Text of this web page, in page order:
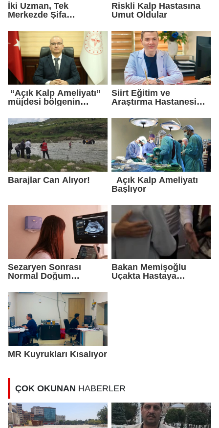
İki Uzman, Tek
Merkezde Şifa
Riskli Kalp Hastasına
Umut Oldular
“Açık Kalp Ameliyatı”
müjdesi bölgenin
Siirt Eğitim ve
Araştırma Hastanesi
Uzmanı Op. Dr. Alper
Süer: “Akciğer
Nodülleri Her Zaman
Kanser Anlamına
Gelmez”
Barajlar Can Alıyor!
Başlıyor
Sezaryen Sonrası
Normal Doğum
Bakan Memişoğlu
Uçakta Hastaya
MR Kuyrukları Kısalıyor
ÇOK OKUNAN HABERLER